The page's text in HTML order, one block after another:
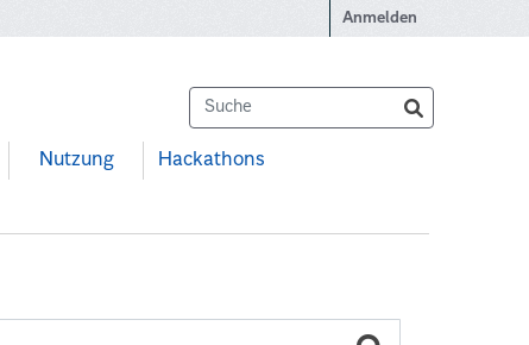
Anmelden
Nutzung Hackathons